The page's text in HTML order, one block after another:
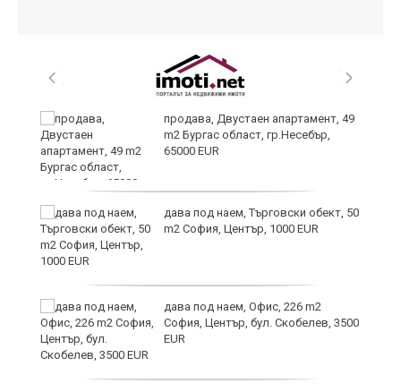
продава, Двустаен апартамент, 49
m2 Бургас област, гр.Несебър,
65000 EUR
дава под наем, Търговски обект, 50
m2 София, Център, 1000 EUR
дава под наем, Офис, 226 m2
София, Център, бул. Скобелев, 3500
EUR